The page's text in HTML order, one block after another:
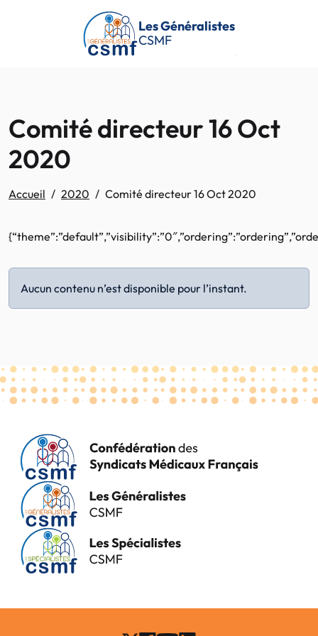
Passer au contenu principal
Les Généralistes
CSMF
Comité directeur 16 Oct
2020
Accueil 2020 Comité directeur 16 Oct 2020
Aucun contenu n’est disponible pour l’instant.